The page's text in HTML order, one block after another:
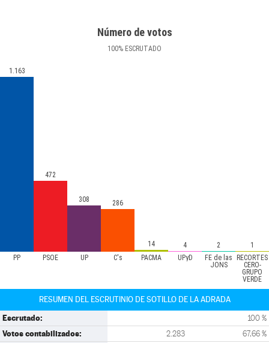
Número de votos
100% ESCRUTADO
PP PSOE UP C's PACMA UPyD
FE de las
JONS
RECORTES
CERO-
GRUPO
VERDE
1.163
472
308 286
14 4 2 1
RESUMEN DEL ESCRUTINIO DE SOTILLO DE LA ADRADA
Escrutado: 100 %
Votos contabilizados: 2.283 67,66 %